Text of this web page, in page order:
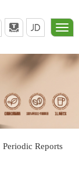
Periodic Reports